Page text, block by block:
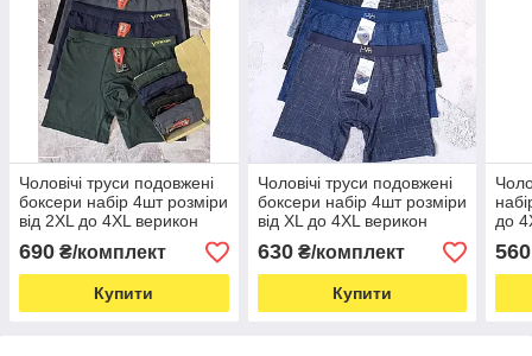
Чоловічі труси подовжені
боксери набір 4шт розміри
від 2XL до 4XL верикон
велосипедки VERICOH
чоловіча білизна
690 ₴/комплект
Купити
Чоловічі труси подовжені
боксери набір 4шт розміри
від XL до 4XL верикон
велосипедки VERICOH
чоловіча білизна
630₴/комплект
Купити
до
560